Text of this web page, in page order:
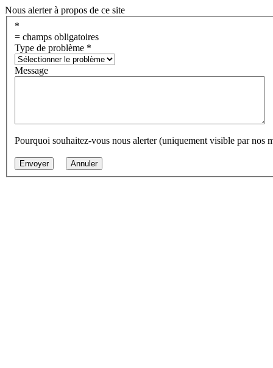
Nous alerter à propos de ce site
*
= champs obligatoires
Type de problème *
Message
Pourquoi souhaitez-vous nous alerter (uniquement visible par nos